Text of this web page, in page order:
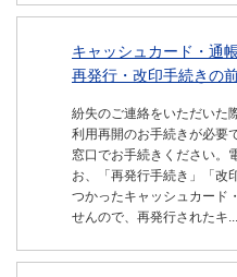
キャッシュカード・通
再発行・改印手続きの
紛失のご連絡をいただいた
利用再開のお手続きが必要
窓口でお手続きください。
お、「再発行手続き」「改
つかったキャッシュカード
せんので、再発行されたキ...